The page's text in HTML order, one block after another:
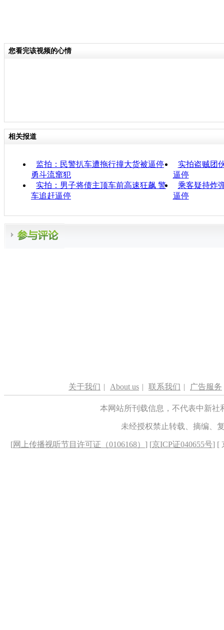
您看完该视频的心情
相关报道
监拍：民警扒车遭拖行撞大货被逼停
勇斗流窜犯
实拍盗贼团
逼停
实拍：男子将债主顶车前高速狂飙 警
车追赶逼停
乘客疑持炸
逼停
关于我们 | About us | 联系我们 | 广告服务
本网站所刊载信息，不代表中新
未经授权禁止转载、摘编、
[网上传播视听节目许可证（0106168） ] [京ICP证040655号] [